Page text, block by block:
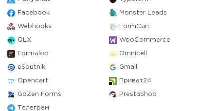
Facebook Monster Leads
Webhooks FormCan
OLX WooCommerce
Formaloo Omnicell
eSputnik Gmail
Opencart Приват24
GoZen Forms PrestaShop
Телеграм